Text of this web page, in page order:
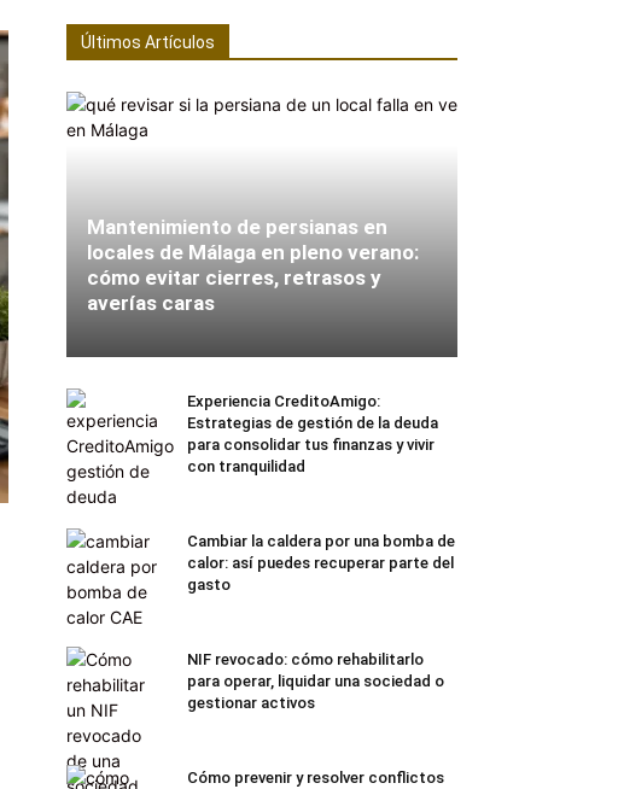
Últimos Artículos
Mantenimiento de persianas en
locales de Málaga en pleno verano:
cómo evitar cierres, retrasos y
averías caras
Experiencia CreditoAmigo:
Estrategias de gestión de la deuda
para consolidar tus finanzas y vivir
con tranquilidad
Cambiar la caldera por una bomba de
calor: así puedes recuperar parte del
gasto
NIF revocado: cómo rehabilitarlo
para operar, liquidar una sociedad o
gestionar activos
Cómo prevenir y resolver conflictos